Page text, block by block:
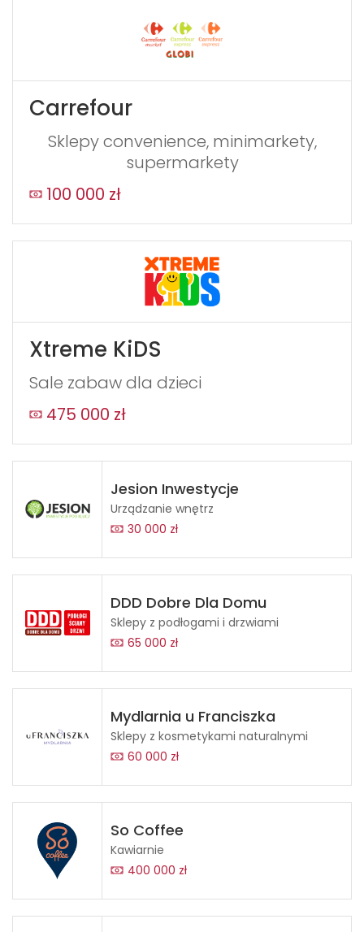
Carrefour
Sklepy convenience, minimarkety,
supermarkety
100 000 zł
Xtreme KiDS
Sale zabaw dla dzieci
475 000 zł
Jesion Inwestycje
Urządzanie wnętrz
30 000 zł
DDD Dobre Dla Domu
Sklepy z podłogami i drzwiami
65 000 zł
Mydlarnia u Franciszka
Sklepy z kosmetykami naturalnymi
60 000 zł
So Coffee
Kawiarnie
400 000 zł